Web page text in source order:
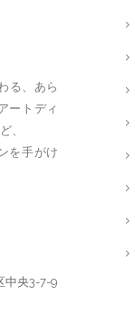
る、あら
ートディ
、
を手がけ
中央3-7-9